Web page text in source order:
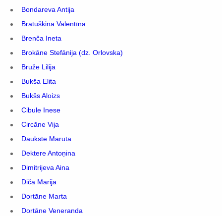
Bondareva Antija
Bratuškina Valentīna
Brenča Ineta
Brokāne Stefānija (dz. Orlovska)
Bruže Lilija
Bukša Elita
Bukšs Aloizs
Cibule Inese
Circāne Vija
Daukste Maruta
Dektere Antoņina
Dimitrijeva Aina
Diča Marija
Dortāne Marta
Dortāne Veneranda